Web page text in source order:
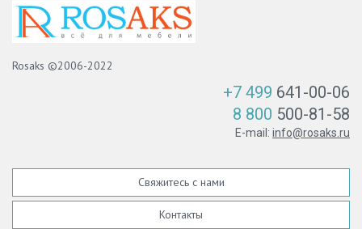
Rosaks ©2006-2022
+7 499 641-00-06
8 800 500-81-58
E-mail: info@rosaks.ru
Свяжитесь с нами
Контакты